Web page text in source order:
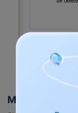
Método 4: